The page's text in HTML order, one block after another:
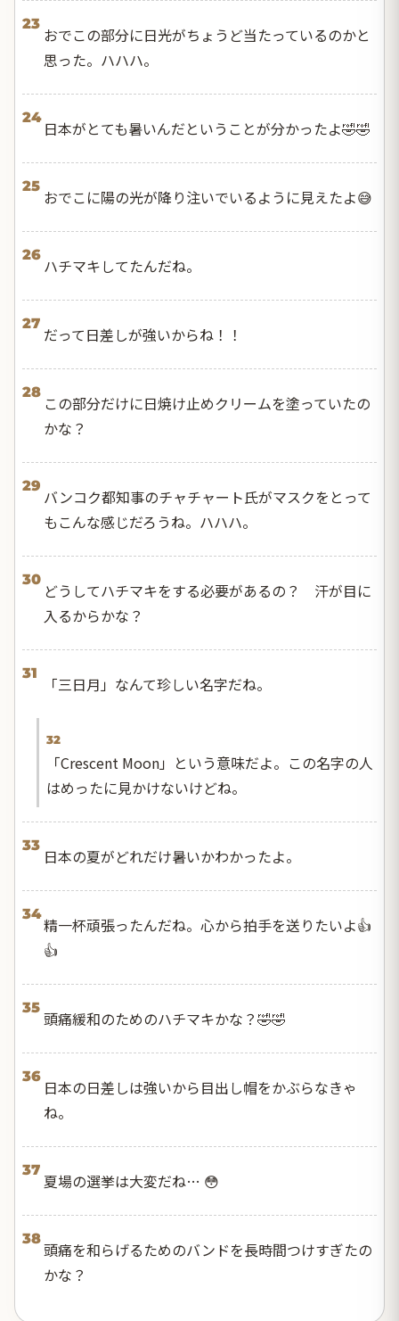
23
おでこの部分に日光がちょうど当たっているのかと
思った。ハハハ。
24
日本がとても暑いんだということが分かったよ🤣🤣
25
おでこに陽の光が降り注いでいるように見えたよ😅
26
ハチマキしてたんだね。
27
だって日差しが強いからね！！
28
この部分だけに日焼け止めクリームを塗っていたの
かな？
29
バンコク都知事のチャチャート氏がマスクをとって
もこんな感じだろうね。ハハハ。
30
どうしてハチマキをする必要があるの？ 汗が目に
入るからかな？
31
「三日月」なんて珍しい名字だね。
32
「Crescent Moon」という意味だよ。この名字の人
はめったに見かけないけどね。
33
日本の夏がどれだけ暑いかわかったよ。
34
精一杯頑張ったんだね。心から拍手を送りたいよ👍
👍
35
頭痛緩和のためのハチマキかな？🤣🤣
36
日本の日差しは強いから目出し帽をかぶらなきゃ
ね。
37
夏場の選挙は大変だね… 😳
38
頭痛を和らげるためのバンドを長時間つけすぎたの
かな？